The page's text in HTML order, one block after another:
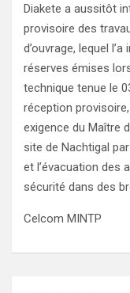
Diakete a aussitôt
provisoire des
d’ouvrage, lequel
réserves émises
technique tenue le
réception
exigence du Maître
site de Nachtigal
et l’évacuation des
sécurité dans des
Celcom MINTP